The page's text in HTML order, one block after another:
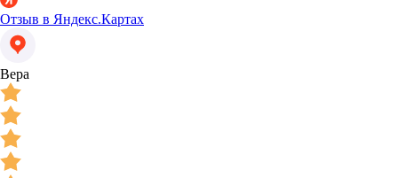
Отзыв в Яндекс.Картах
Вера